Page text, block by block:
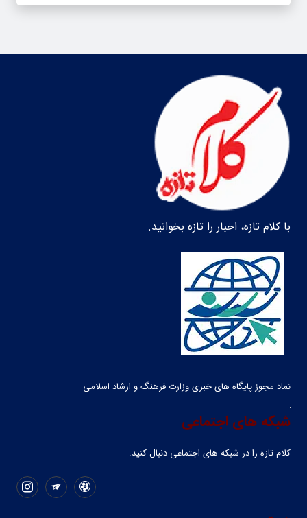
با کلام تازه، اخبار را تازه بخوانید.
نماد مجوز پایگاه های خبری وزارت فرهنگ و ارشاد اسلامی
شبکه های اجتماعی
کلام تازه را در شبکه ‌های اجتماعی دنبال کنید.